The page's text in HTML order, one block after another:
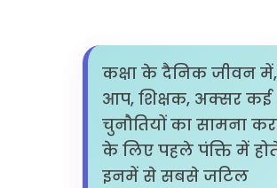
कक्षा के दैनिक जीवन में,
आप, शिक्षक, अक्सर कई
चुनौतियों का सामना
के लिए पहले पंक्ति में
इनमें से सबसे जटिल